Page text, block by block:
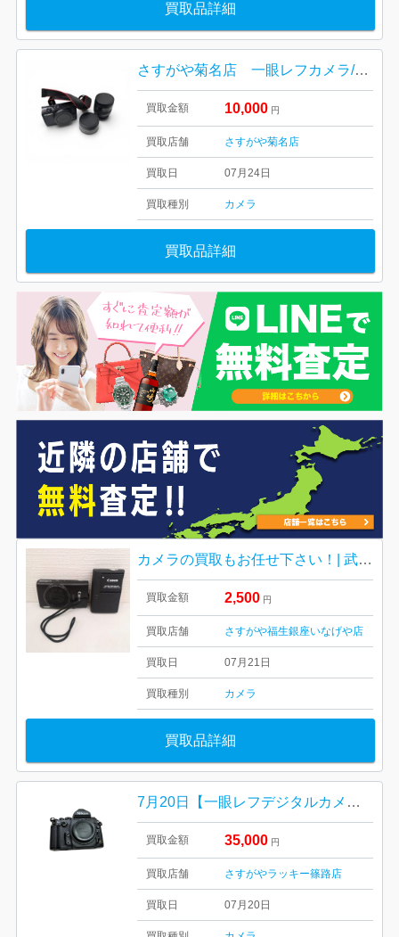
買取品詳細
さすがや菊名店 一眼レフカメラ/CANNON 買取いたしました！
買取金額 10,000 円
買取店舗 さすがや菊名店
買取日 07月24日
買取種別 カメラ
買取品詳細
カメラの買取もお任せ下さい！| 武蔵村山市中藤| キャノンIXYデジタルカメラ
買取金額 2,500 円
買取店舗 さすがや福生銀座いなげや店
買取日 07月21日
買取種別 カメラ
買取品詳細
7月20日【一眼レフデジタルカメラ】をお買取しました！
買取金額 35,000 円
買取店舗 さすがやラッキー篠路店
買取日 07月20日